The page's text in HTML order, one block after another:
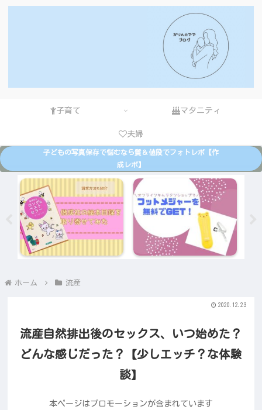
子育て マタニティ
夫婦
子どもの写真保存で悩むなら質＆値段でフォトレボ【作
成レポ】
ホーム 流産
流産自然排出後のセックス、いつ始めた？
どんな感じだった？【少しエッチ？な体験
談】
本ページはプロモーションが含まれています
2020.12.23